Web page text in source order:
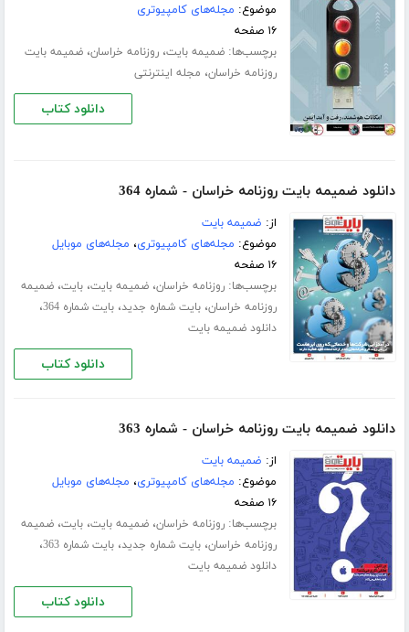
موضوع: مجله‌های کامپیوتری
۱۶ صفحه
برچسب‌ها:ضمیمه بایت،روزنامه خراسان،ضمیمه بایت
روزنامه خراسان، مجله اینترنتی
دانلود کتاب
دانلود ضمیمه بایت روزنامه خراسان - شماره 364
از: ضمیمه بایت
موضوع: مجله‌های کامپیوتری، مجله‌های موبایل
۱۶ صفحه
برچسب‌ها:روزنامه خراسان،ضمیمه بایت،بایت،ضمیمه
روزنامه خراسان،بایت شماره جدید،بایت شماره 364 ،
دانلود ضمیمه بایت
دانلود کتاب
دانلود ضمیمه بایت روزنامه خراسان - شماره 363
از: ضمیمه بایت
موضوع: مجله‌های کامپیوتری، مجله‌های موبایل
۱۶ صفحه
برچسب‌ها:روزنامه خراسان،ضمیمه بایت،بایت،ضمیمه
روزنامه خراسان،بایت شماره جدید،بایت شماره 363 ،
دانلود ضمیمه بایت
دانلود کتاب